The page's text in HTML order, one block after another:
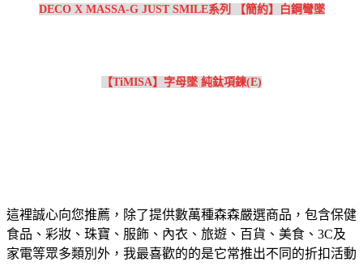
DECO X MASSA-G JUST SMILE系列 【簡約】白鋼彎墜
【TiMISA】字母墜 純鈦項鍊(E)
這裡誠心向您推薦，除了提供數萬種森森嚴選商品，包含保健
食品、彩妝、珠寶、服飾、內衣、旅遊、百貨、美食、3C及
家電等眾多類別外，我最喜歡的的是它常推出不同的折扣活動